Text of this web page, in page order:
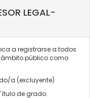
LEGAL-
a registrarse a todos
público como
a (excluyente)
de grado.